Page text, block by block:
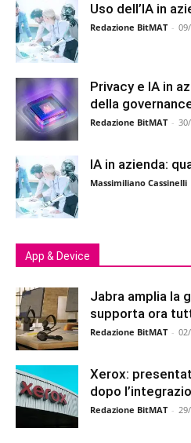
Uso dell’IA in
Redazione BitMAT -
Privacy e IA in
della
Redazione BitMAT -
IA in azienda:
Massimiliano Cassinelli
App & Device
Jabra amplia la
supporta ora
Redazione BitMAT -
Xerox:
dopo
Redazione BitMAT -